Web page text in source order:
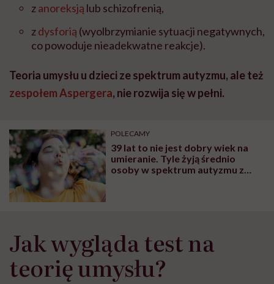
zanoreksją lub schizofrenią,
zdysforią (wyolbrzymianie sytuacji negatywnych,
co powoduje nieadekwatne reakcje).
Teoria umysłu u dzieci ze spektrum autyzmu, ale też
zespołem Aspergera, nie rozwija się w pełni.
POLECAMY
39 lat to nie jest dobry wiek na
umieranie. Tyle żyją średnio
osoby w spektrum autyzmu z
Jak wygląda test na
teorię umysłu?